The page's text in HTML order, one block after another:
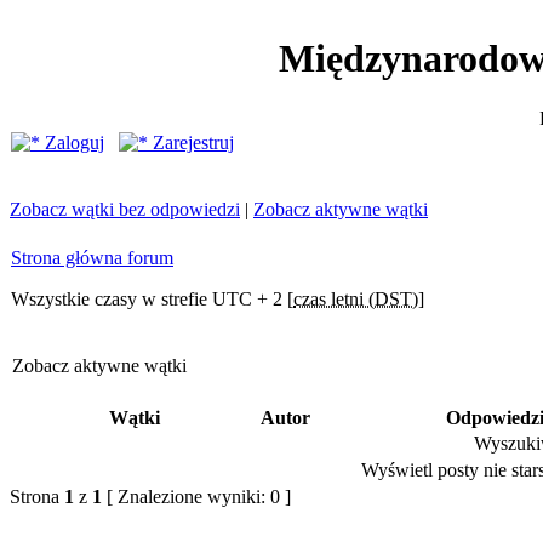
Zaloguj
Zarejestruj
Zobacz wątki bez odpowiedzi | Zobacz aktywne wątki
Strona główna forum
Wszystkie czasy w strefie UTC + 2 [czas letni (DST)]
Zobacz aktywne wątki
Wątki Autor
Wyświetl posty nie
Strona 1 z 1 [ Znalezione wyniki: 0 ]